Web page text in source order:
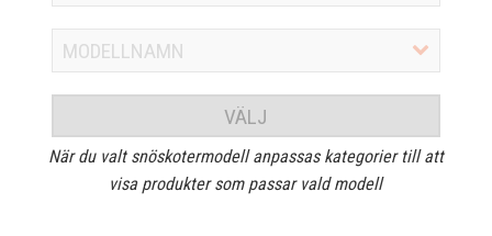
VÄLJ
När du valt snöskotermodell anpassas kategorier till att
visa produkter som passar vald modell